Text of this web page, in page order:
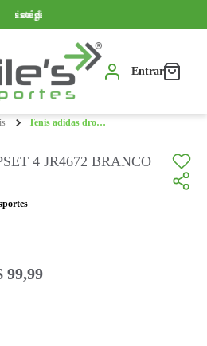
originais
até 10x sem juros
a partir de R$ 399,99*
Entrar
tenis adidas dropset 4 jr4672 branco cinza
99,99